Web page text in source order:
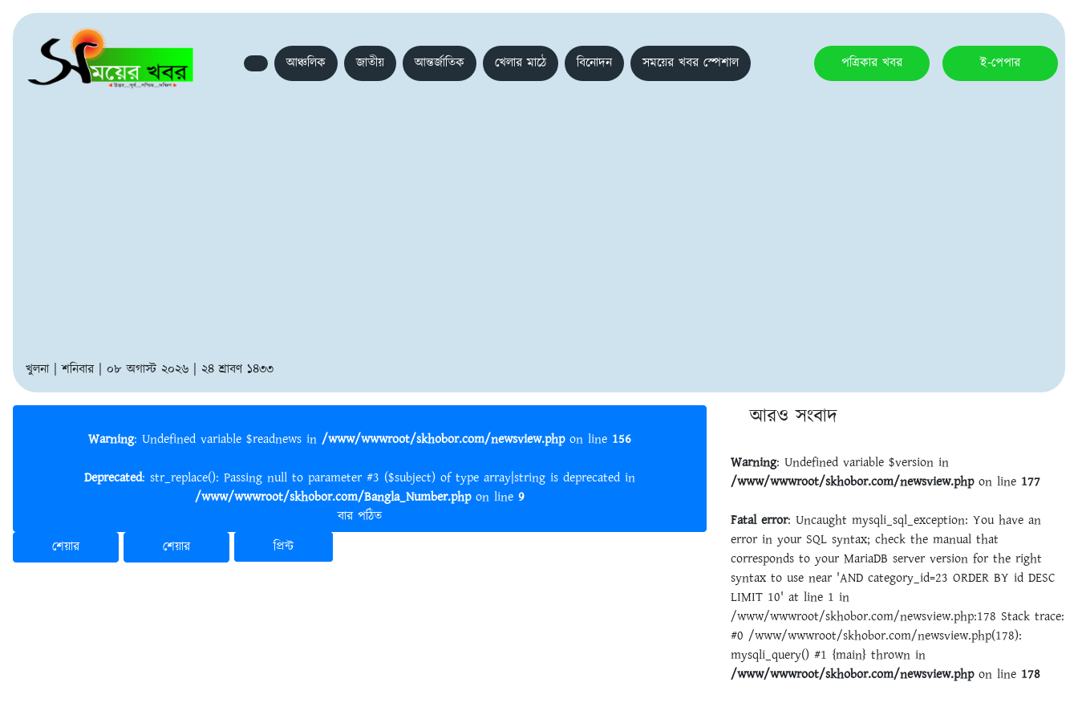
আঞ্চলিক জাতীয় আন্তর্জাতিক খেলার মাঠে বিনোদন সময়ের খবর স্পেশাল পত্রিকার খবর ই-পেপার
খুলনা | শনিবার | ০৮ অগাস্ট ২০২৬ | ২৪ শ্রাবণ ১৪৩৩
Warning : Undefined variable $readnews in /www/wwwroot/skhobor.com/newsview.phpon line 156
Deprecated : str_replace(): Passing null to parameter #3 ($subject) of type array|string is deprecated in
/www/wwwroot/skhobor.com/Bangla_Number.phpon line 9
বার পঠিত
শেয়ার
শেয়ার প্রিন্ট
আরও সংবাদ
Warning: Undefined variable $version in
/www/wwwroot/skhobor.com/newsview.phpon line 177
Fatal error: Uncaught mysqli_sql_exception: You have an
error in your SQL syntax; check the manual that
corresponds to your MariaDB server version for the right
syntax to use near 'AND category_id=23 ORDER BY id DESC
LIMIT 10' at line 1 in
/www/wwwroot/skhobor.com/newsview.php:178 Stack trace:
#0 /www/wwwroot/skhobor.com/newsview.php(178):
mysqli_query() #1 {main} thrown in
/www/wwwroot/skhobor.com/newsview.phpon line 178